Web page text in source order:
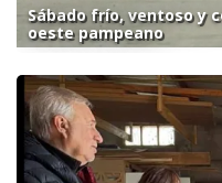
Sábado frío, ventoso y
oeste pampeano